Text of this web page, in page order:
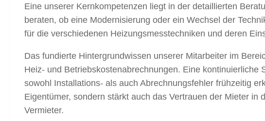
Eine unserer Kernkompetenzen liegt in der detaillierten
beraten, ob eine Modernisierung oder ein Wechsel der
für die verschiedenen Heizungsmesstechniken und deren
Das fundierte Hintergrundwissen unserer Mitarbeiter im
Heiz- und Betriebskostenabrechnungen. Eine
sowohl Installations- als auch Abrechnungsfehler frühzeitig
Eigentümer, sondern stärkt auch das Vertrauen der Mieter
Vermieter.